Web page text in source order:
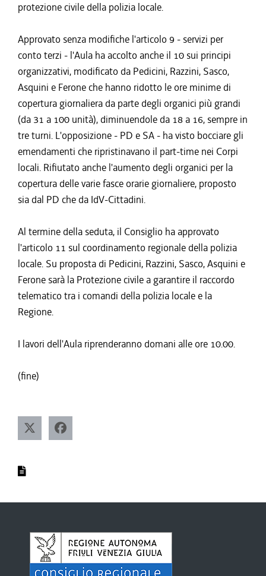
protezione civile della polizia locale.
Approvato senza modifiche l'articolo 9 - servizi per
conto terzi - l'Aula ha accolto anche il 10 sui principi
organizzativi, modificato da Pedicini, Razzini, Sasco,
Asquini e Ferone che hanno ridotto le ore minime di
copertura giornaliera da parte degli organici più grandi
(da 31 a 100 unità), diminuendole da 18 a 16, sempre in
tre turni. L'opposizione - PD e SA - ha visto bocciare gli
emendamenti che ripristinavano il part-time nei Corpi
locali. Rifiutato anche l'aumento degli organici per la
copertura delle varie fasce orarie giornaliere, proposto
sia dal PD che da IdV-Cittadini.
Al termine della seduta, il Consiglio ha approvato
l'articolo 11 sul coordinamento regionale della polizia
locale. Su proposta di Pedicini, Razzini, Sasco, Asquini e
Ferone sarà la Protezione civile a garantire il raccordo
telematico tra i comandi della polizia locale e la
Regione.
I lavori dell'Aula riprenderanno domani alle ore 10.00.
(fine)